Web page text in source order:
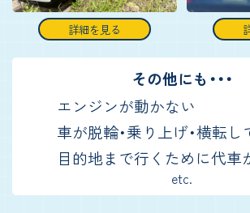
詳細を見る
その他にも・・・
エンジンが動かない
車が脱輪・乗り上げ・横転し
目的地まで行くために代車
etc.